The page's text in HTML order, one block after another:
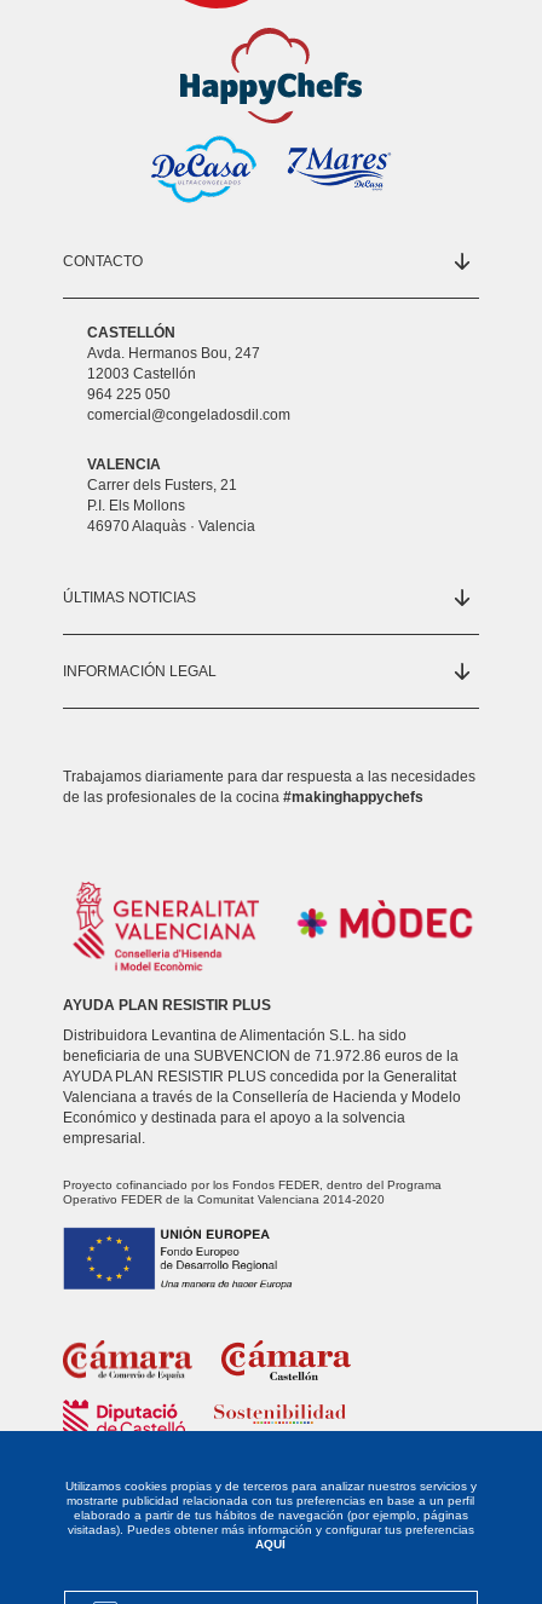
Utilizamos cookies propias y de terceros para analizar nuestros servicios y
mostrarte publicidad relacionada con tus preferencias en base a un perfil
elaborado a partir de tus hábitos de navegación (por ejemplo, páginas
visitadas). Puedes obtener más información y configurar tus preferencias
AQUÍ
CONTACTO
CASTELLÓN
Avda. Hermanos Bou, 247
12003 Castellón
964 225 050
comercial@congeladosdil.com
VALENCIA
Carrer dels Fusters, 21
P.I. Els Mollons
46970 Alaquàs · Valencia
ÚLTIMAS NOTICIAS
INFORMACIÓN LEGAL
Trabajamos diariamente para dar respuesta a las necesidades
de las profesionales de la cocina#makinghappychefs
AYUDA PLAN RESISTIR PLUS
Distribuidora Levantina de Alimentación S.L. ha sido
beneficiaria de una SUBVENCION de 71.972.86 euros de la
AYUDA PLAN RESISTIR PLUS concedida por la Generalitat
Valenciana a través de la Consellería de Hacienda y Modelo
Económico y destinada para el apoyo a la solvencia
empresarial.
Proyecto cofinanciado por los Fondos FEDER, dentro del Programa
Operativo FEDER de la Comunitat Valenciana 2014-2020
Fondo Europeo de Desarrollo Regional
investigación de calidad.
La empresa DISTRIBUIDORA LEVANTINA DE ALIMENTACIÓN SL ha sido
beneficiaria del Fondo Europeo de Desarrollo Regional cuyo objetivo es
IGUALDAD, para apoyar la creación y consolidación de empresas